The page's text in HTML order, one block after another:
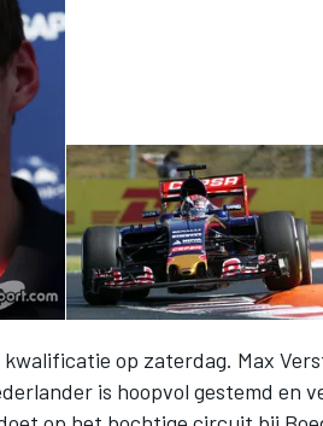
op zaterdag. Max
is hoopvol gestemd en